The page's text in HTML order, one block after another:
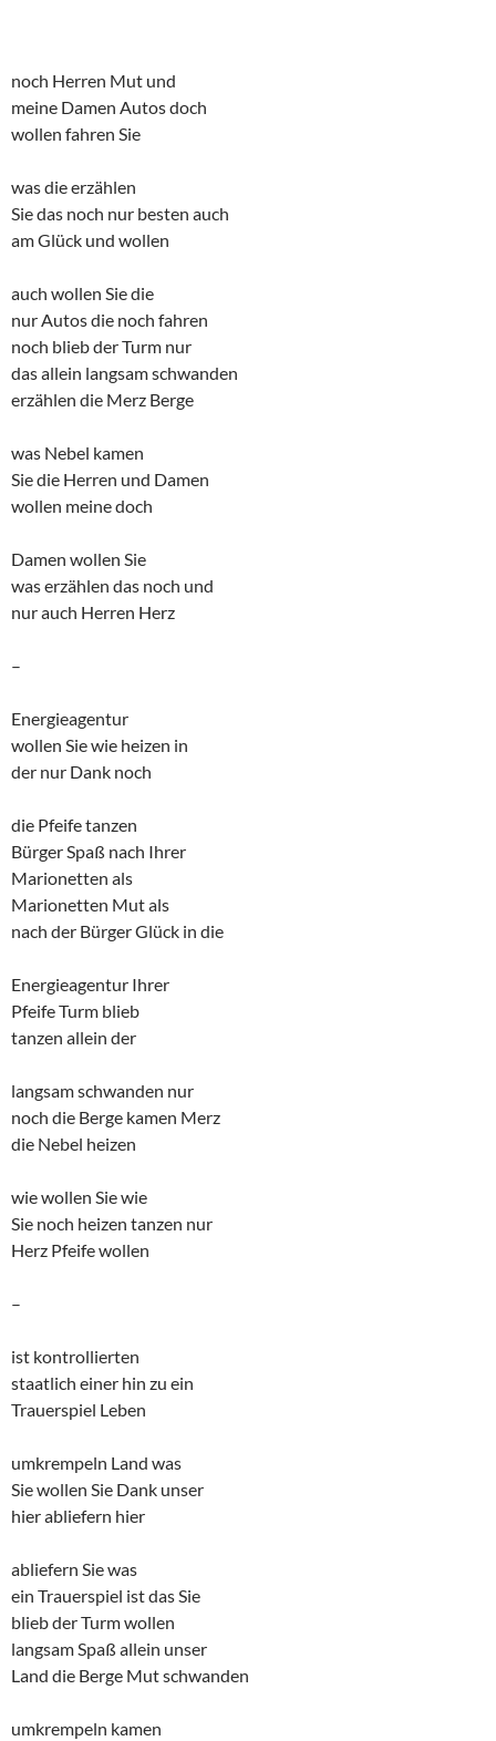
noch Herren Mut und
meine Damen Autos doch
wollen fahren Sie
was die erzählen
Sie das noch nur besten auch
am Glück und wollen
auch wollen Sie die
nur Autos die noch fahren
noch blieb der Turm nur
das allein langsam schwanden
erzählen die Merz Berge
was Nebel kamen
Sie die Herren und Damen
wollen meine doch
Damen wollen Sie
was erzählen das noch und
nur auch Herren Herz
–
Energieagentur
wollen Sie wie heizen in
der nur Dank noch
die Pfeife tanzen
Bürger Spaß nach Ihrer
Marionetten als
Marionetten Mut als
nach der Bürger Glück in die
Energieagentur Ihrer
Pfeife Turm blieb
tanzen allein der
langsam schwanden nur
noch die Berge kamen Merz
die Nebel heizen
wie wollen Sie wie
Sie noch heizen tanzen nur
Herz Pfeife wollen
–
ist kontrollierten
staatlich einer hin zu ein
Trauerspiel Leben
umkrempeln Land was
Sie wollen Sie Dank unser
hier abliefern hier
abliefern Sie was
ein Trauerspiel ist das Sie
blieb der Turm wollen
langsam Spaß allein unser
Land die Berge Mut schwanden
umkrempeln kamen